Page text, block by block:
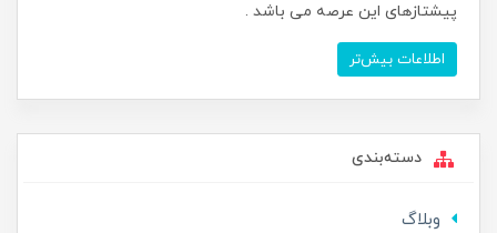
پیشتازهای این عرصه می باشد .
اطلاعات بیش‌تر
دسته‌بندی
وبلاگ